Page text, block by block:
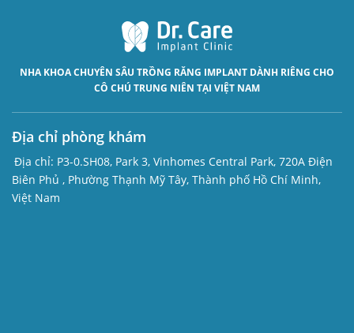
NHA KHOA CHUYÊN SÂU TRỒNG RĂNG IMPLANT DÀNH RIÊNG CHO
CÔ CHÚ TRUNG NIÊN TẠI VIỆT NAM
Địa chỉ phòng khám
Địa chỉ: P3-0.SH08, Park 3, Vinhomes Central Park, 720A Điện
Biên Phủ , Phường Thạnh Mỹ Tây, Thành phố Hồ Chí Minh,
Việt Nam